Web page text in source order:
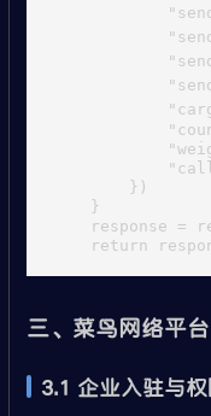
        })
    }
response =
三、菜鸟网络平
3.1 企业入驻与